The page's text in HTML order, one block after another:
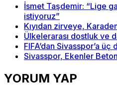
İsmet Taşdemir: “Lige
istiyoruz”
Kıyıdan zirveye,
Ülkelerarası dostluk ve
FIFA’dan Sivasspor’a
Sivasspor, Ekenler
YORUM YAP